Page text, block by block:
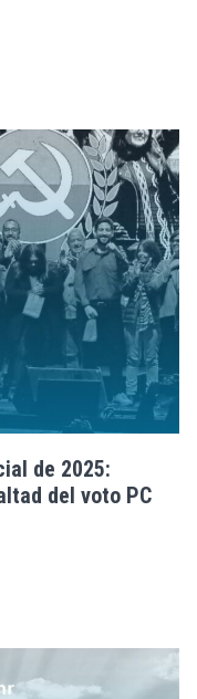
de 2025:
del voto PC